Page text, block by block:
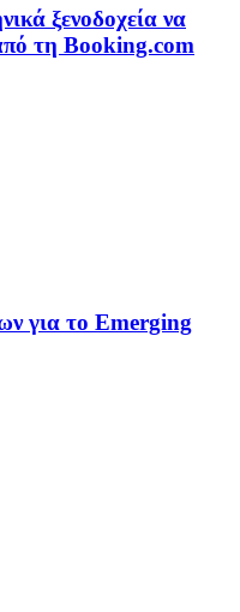
ξενοδοχεία να
τη Booking.com
για το Emerging